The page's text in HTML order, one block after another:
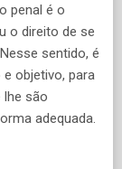
penal é o
o direito de se
sentido, é
objetivo, para
lhe são
adequada.